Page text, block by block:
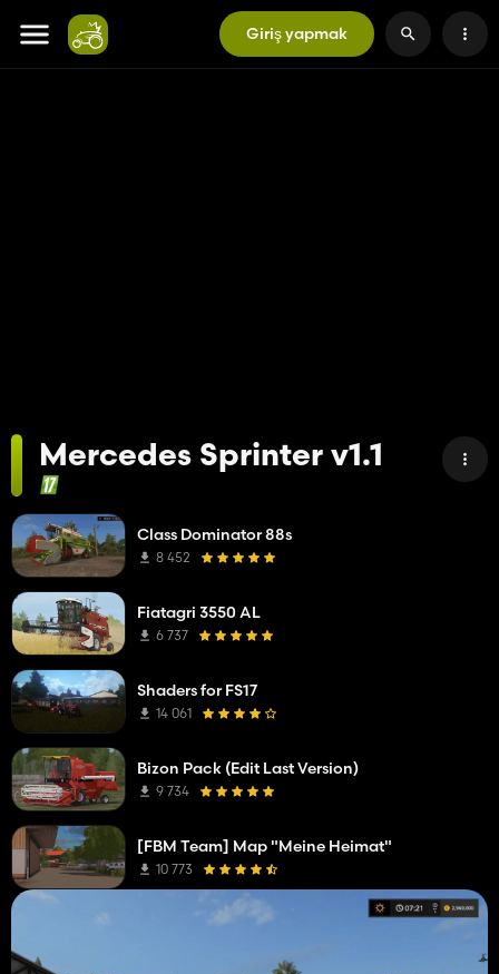
Giriş yapmak
Mercedes Sprinter v1.1
Class Dominator 88s
8 452
Fiatagri 3550 AL
6 737
Shaders for FS17
14 061
Bizon Pack (Edit Last Version)
9 734
[FBM Team] Map "Meine Heimat"
10 773